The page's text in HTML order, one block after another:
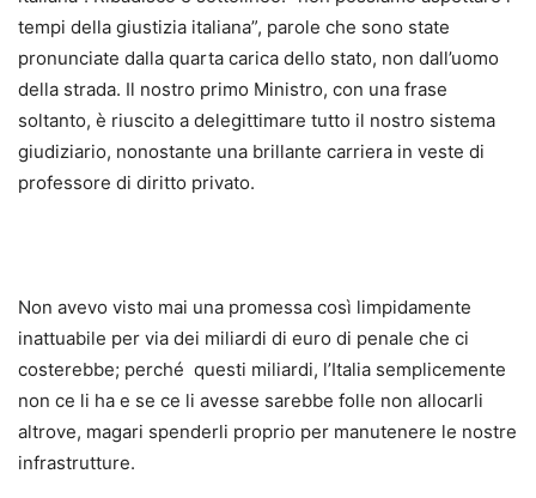
tempi della giustizia italiana”, parole che sono state
pronunciate dalla quarta carica dello stato, non dall’uomo
della strada. Il nostro primo Ministro, con una frase
soltanto, è riuscito a delegittimare tutto il nostro sistema
giudiziario, nonostante una brillante carriera in veste di
professore di diritto privato.
Non avevo visto mai una promessa così limpidamente
inattuabile per via dei miliardi di euro di penale che ci
costerebbe; perché questi miliardi, l’Italia semplicemente
non ce li ha e se ce li avesse sarebbe folle non allocarli
altrove, magari spenderli proprio per manutenere le nostre
infrastrutture.